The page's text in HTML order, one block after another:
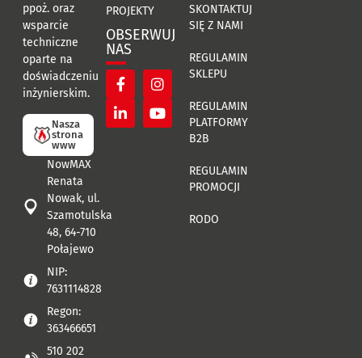
ppoż. oraz
wsparcie
techniczne
oparte na
doświadczeniu
inżynierskim.
Nasza
strona
www
NowMAX
Renata
Nowak, ul.
Szamotulska
48, 64-710
Połajewo
NIP:
7631114828
Regon:
363466651
510 202
PROJEKTY
OBSERWUJ
NAS
SKONTAKTUJ
SIĘ Z NAMI
REGULAMIN
SKLEPU
REGULAMIN
PLATFORMY
B2B
REGULAMIN
PROMOCJI
RODO